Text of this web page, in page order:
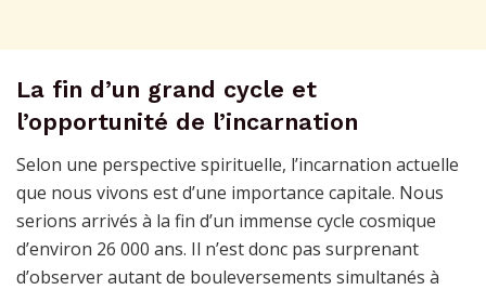
La fin d’un grand cycle et
l’opportunité de l’incarnation
Selon une perspective spirituelle, l’incarnation actuelle
que nous vivons est d’une importance capitale. Nous
serions arrivés à la fin d’un immense cycle cosmique
d’environ 26 000 ans. Il n’est donc pas surprenant
d’observer autant de bouleversements simultanés à